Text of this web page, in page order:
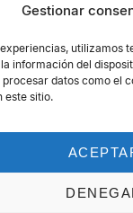
Gestionar
utilizamos
información del
datos como el
este sitio.